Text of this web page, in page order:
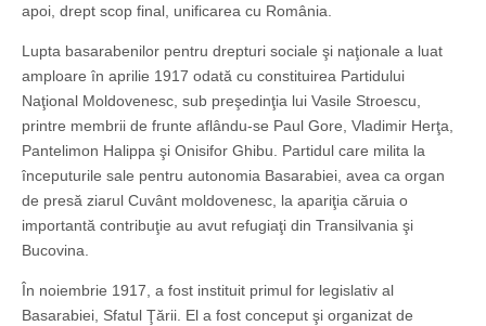
apoi, drept scop final, unificarea cu România.
Lupta basarabenilor pentru drepturi sociale şi naţionale a luat
amploare în aprilie 1917 odată cu constituirea Partidului
Naţional Moldovenesc, sub preşedinţia lui Vasile Stroescu,
printre membrii de frunte aflându-se Paul Gore, Vladimir Herţa,
Pantelimon Halippa şi Onisifor Ghibu. Partidul care milita la
începuturile sale pentru autonomia Basarabiei, avea ca organ
de presă ziarul Cuvânt moldovenesc, la apariţia căruia o
importantă contribuţie au avut refugiaţi din Transilvania şi
Bucovina.
În noiembrie 1917, a fost instituit primul for legislativ al
Basarabiei, Sfatul Ţării. El a fost conceput şi organizat de